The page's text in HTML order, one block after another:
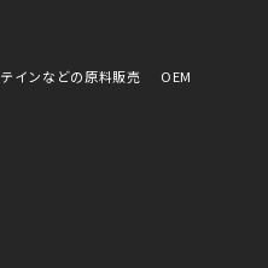
インなどの原料販売
OEM